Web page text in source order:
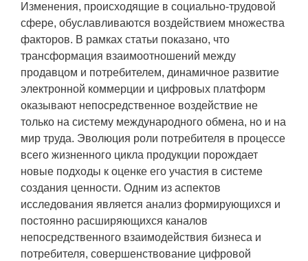
Изменения, происходящие в социально-трудовой
сфере, обуславливаются воздействием множества
факторов. В рамках статьи показано, что
трансформация взаимоотношений между
продавцом и потребителем, динамичное развитие
электронной коммерции и цифровых платформ
оказывают непосредственное воздействие не
только на систему международного обмена, но и на
мир труда. Эволюция роли потребителя в процессе
всего жизненного цикла продукции порождает
новые подходы к оценке его участия в системе
создания ценности. Одним из аспектов
исследования является анализ формирующихся и
постоянно расширяющихся каналов
непосредственного взаимодействия бизнеса и
потребителя, совершенствование цифровой